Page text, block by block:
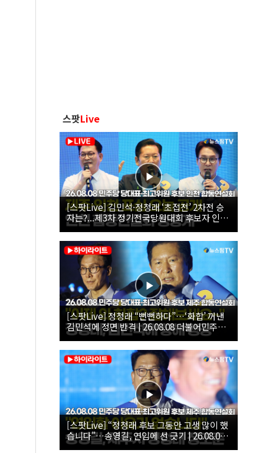
스팟Live
[스팟Live] 김민석·정청래 ‘초접전’ 2차전 승
자는?...제3차 정기전국당원대회 후보자 인천
합동연설회 생중계 | 26.08.08
[스팟Live] 정청래 “뻔뻔하다”…‘화합’ 꺼낸
김민석에 정면 반격 | 26.08.08 더불어민주당
당대표·최고위원 후보 제주 합동연설회
[스팟Live] “정청래 후보 그동안 고생 많이 했
습니다”…송영길, 연임에 선 긋기 | 26.08.08
더불어민주당 당대표·최고위원 후보 제주 합